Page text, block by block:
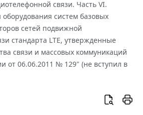
связи. Часть VI.
систем базовых
сетей подвижной
стандарта LTE, утвержденные
связи и массовых коммуникаций
от 06.06.2011 № 129" (не вступил в